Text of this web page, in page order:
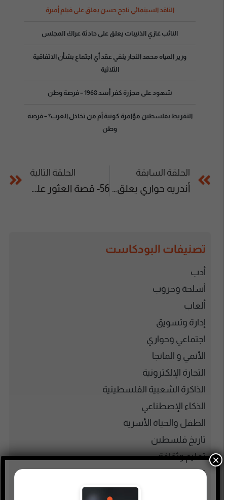
الناقد السينمائي ناجح حسن يعلق على فيلم أميرة
النائب غازي الذنيبات يعلق على حادثة عراك المجلس
وزير المياه محمد النجار ينفي عقد أي اجتماع بشأن الاتفاقية
الثلاثية
شهود على مجزرة كفر أسد 1968 – فرصة وطن
التفريط بفلسطين مؤامرة كونية أم من تخاذل العرب؟ – فرصة
وطن
الحلقة السابقة
أندريه حواري يعلق على قرار تجميد الرياطي
الحلقة التالية
56- قصة العثور على قبر جندي أردني في فلسطين – فرصة وطن
تصنيفات البودكاست
أدب
أسلحة وحروب
ألعاب
إدارة وتسويق
اجتماعي وحواري
الأنمي و المانجا
التجارة الإلكترونية
الذاكرة الشعبية الفلسطينية
الذكاء الإصطناعي
الطفل والحياة الأسرية
تاريخ فلسطين
تعليم وثقافة
تكنولوجيا وتقنية
جريمة وغموض واحتيال
×